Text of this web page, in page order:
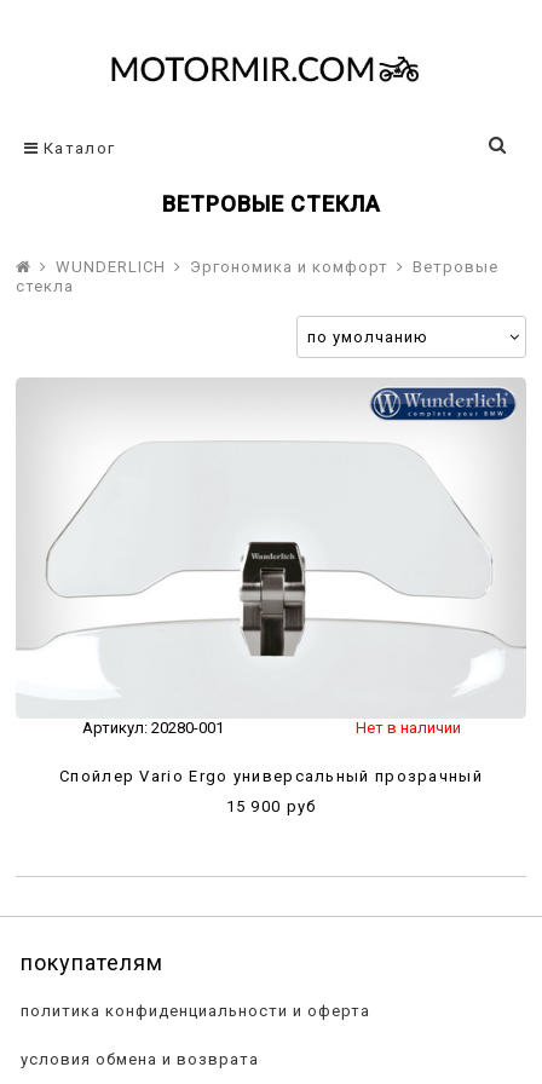
Каталог
ВЕТРОВЫЕ СТЕКЛА
WUNDERLICH Эргономика и комфорт
Ветровые
стекла
Артикул: 20280-001 Нет в наличии
Спойлер Vario Ergo универсальный прозрачный
15 900 руб
покупателям
политика конфиденциальности и оферта
условия обмена и возврата